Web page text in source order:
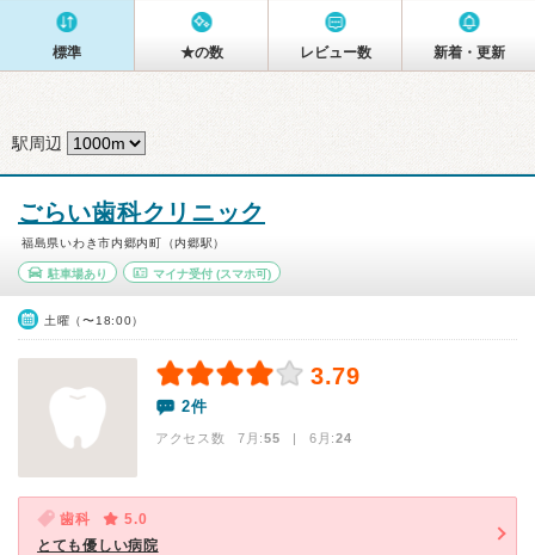
標準 ★の数 レビュー数 新着・更新
駅周辺
ごらい歯科クリニック
福島県いわき市内郷内町（内郷駅）
駐車場あり マイナ受付(スマホ可)
土曜（〜18:00）
3.79
2件
アクセス数 7月:55 | 6月:24
歯科
5.0
とても優しい病院